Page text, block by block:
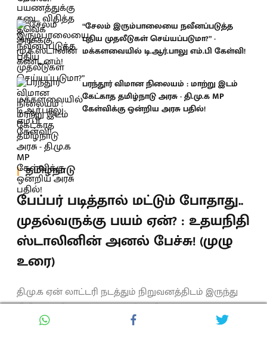
“சேலம் இரும்பாலையை நவீனப்படுத்த
புதிய முதலீடுகள் செய்யப்படுமா?” -
மக்களவையில் டி.ஆர்.பாலு எம்.பி கேள்வி!
பரந்தூர் விமான நிலையம் : மாற்று இடம்
கேட்காத தமிழ்நாடு அரசு - தி.மு.க MP
கேள்விக்கு ஒன்றிய அரசு பதில்!
தமிழ்நாடு
பேப்பர் படித்தால் மட்டும் போதாது..
முதல்வருக்கு பயம் ஏன்? : உதயநிதி
ஸ்டாலினின் அனல் பேச்சு! (முழு
உரை)
தி.மு.க ஏன் லாட்டரி நடத்தும் நிறுவனத்திடம் இருந்து
நிதி வாங்கினார்கள் என்று கேட்கிறார். அதை
கொடுத்தது, அவரின் மாமனார்தான். அவர் மாமனாரிடம்